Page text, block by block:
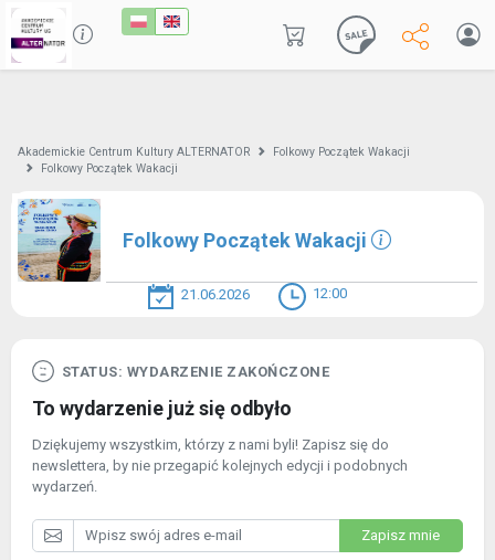
Akademickie Centrum Kultury ALTERNATOR
Folkowy Początek Wakacji
Folkowy Początek Wakacji
Folkowy Początek Wakacji
21.06.2026 12:00
STATUS: WYDARZENIE ZAKOŃCZONE
To wydarzenie już się odbyło
Dziękujemy wszystkim, którzy z nami byli! Zapisz się do
newslettera, by nie przegapić kolejnych edycji i podobnych
wydarzeń.
Zapisz mnie